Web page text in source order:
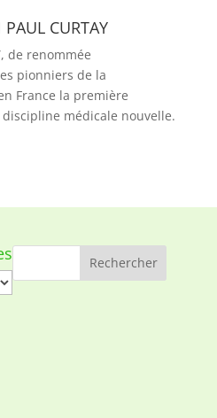
CURTAY
de renommée
pionniers de la
France la première
médicale nouvelle.